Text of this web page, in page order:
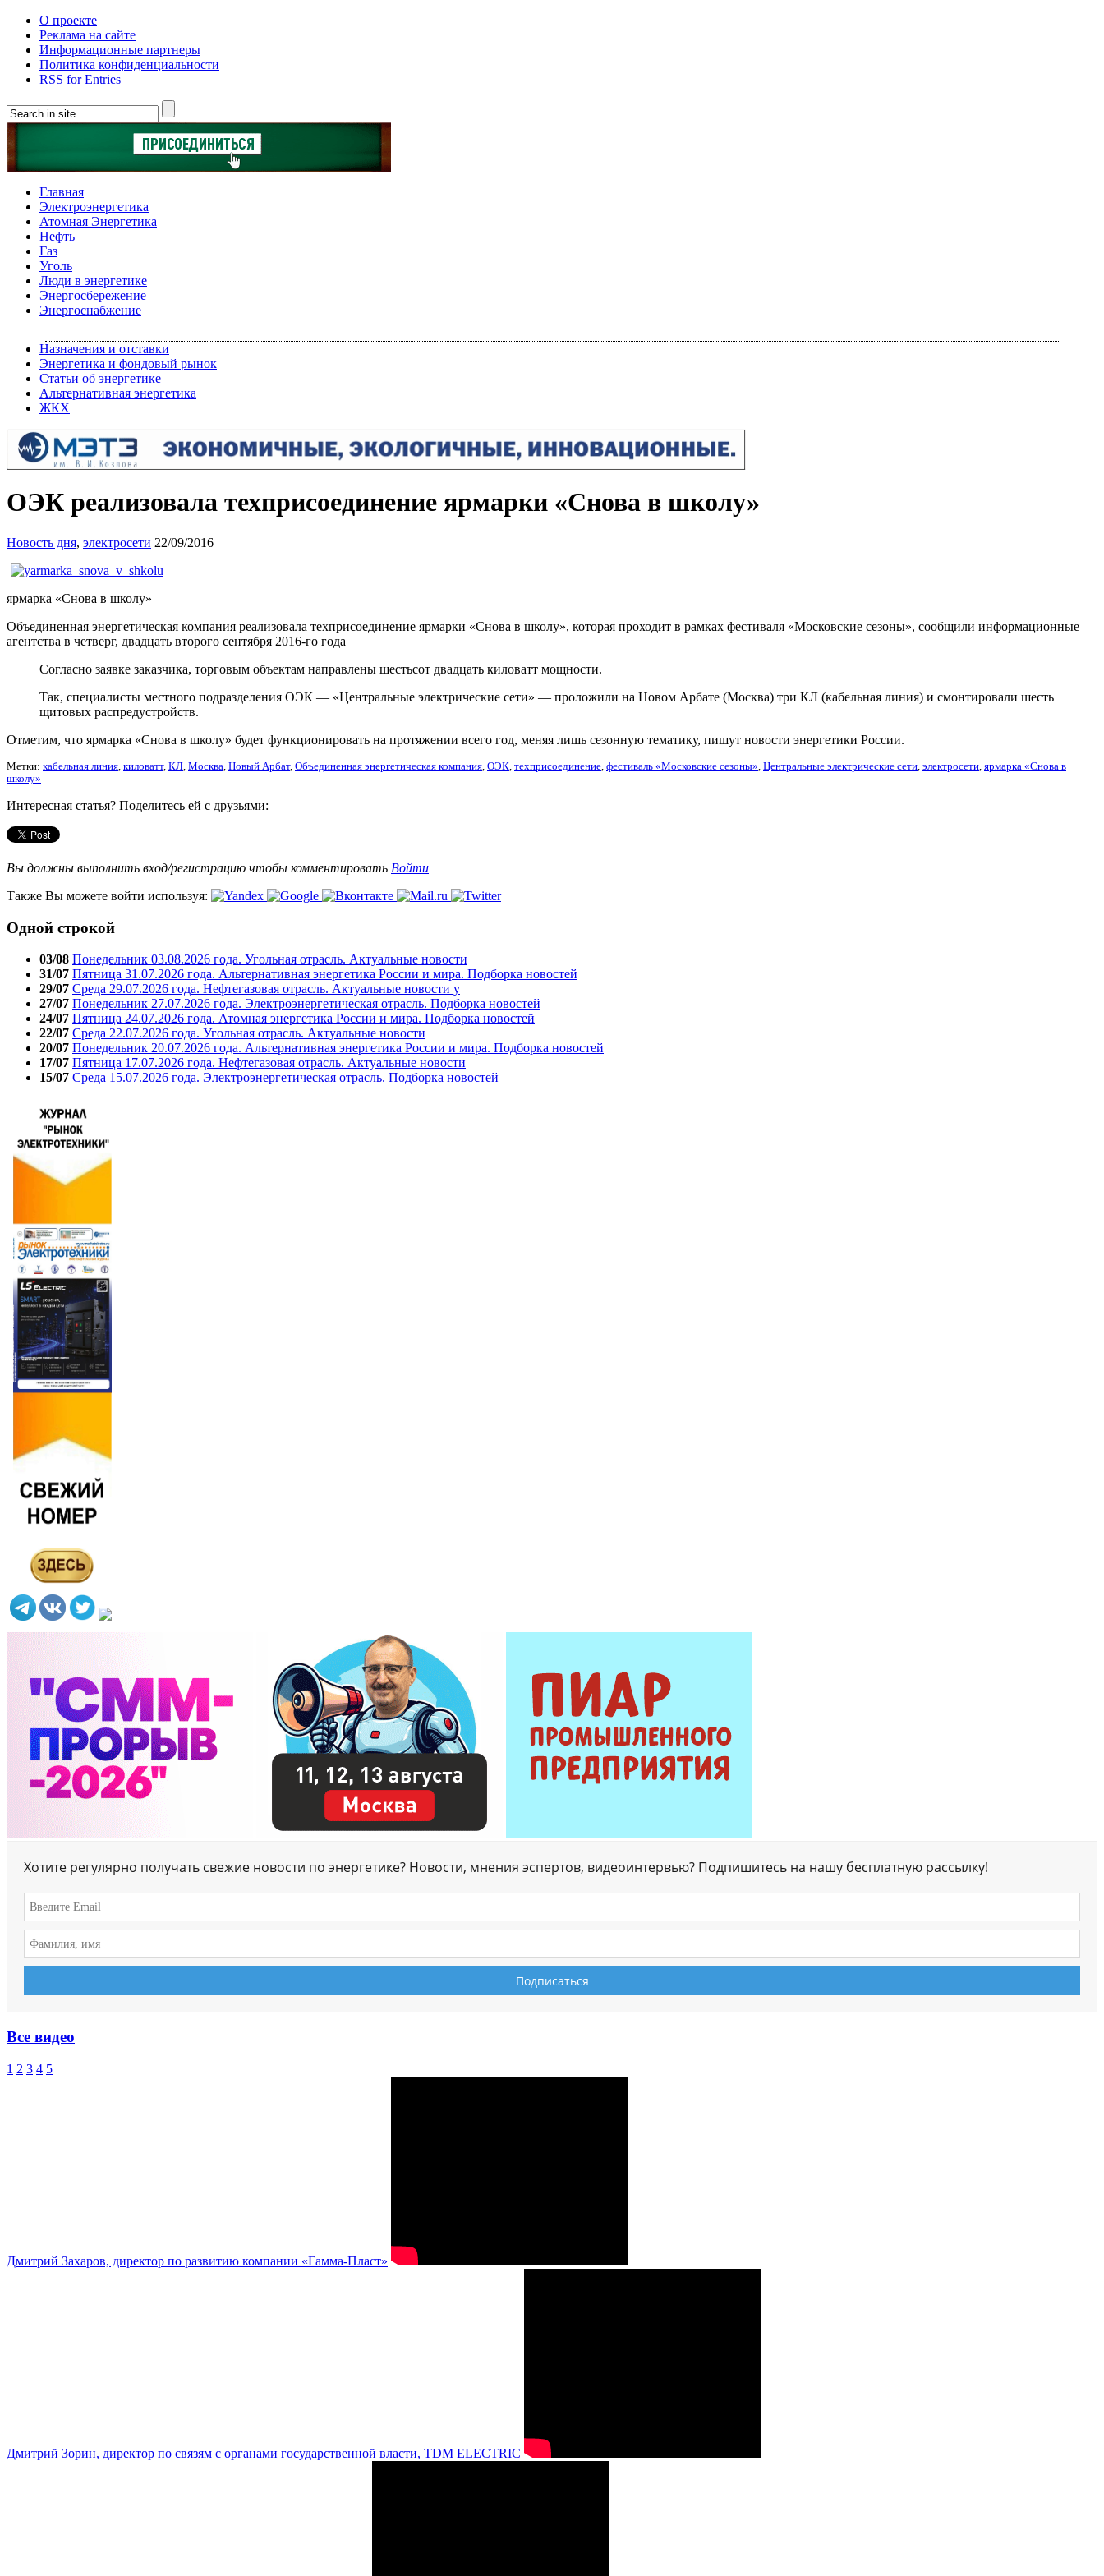
О проекте
Реклама на сайте
Информационные партнеры
Политика конфиденциальности
RSS for Entries
Главная
Электроэнергетика
Атомная Энергетика
Нефть
Газ
Уголь
Люди в энергетике
Энергосбережение
Энергоснабжение
Назначения и отставки
Энергетика и фондовый рынок
Статьи об энергетике
Альтернативная энергетика
ЖКХ
ОЭК реализовала техприсоединение ярмарки «Снова в школу»
Новость дня, электросети 22/09/2016
ярмарка «Снова в школу»
Объединенная энергетическая компания реализовала техприсоединение ярмарки «Снова в школу», которая проходит в рамках фестиваля «Московские сезоны», сообщили информационные
агентства в четверг, двадцать второго сентября 2016-го года
Согласно заявке заказчика, торговым объектам направлены шестьсот двадцать киловатт мощности.
Так, специалисты местного подразделения ОЭК — «Центральные электрические сети» — проложили на Новом Арбате (Москва) три КЛ (кабельная линия) и смонтировали шесть
щитовых распредустройств.
Отметим, что ярмарка «Снова в школу» будет функционировать на протяжении всего год, меняя лишь сезонную тематику, пишут новости энергетики России.
Метки: кабельная линия, киловатт, КЛ, Москва, Новый Арбат, Объединенная энергетическая компания, ОЭК, техприсоединение, фестиваль «Московские сезоны», Центральные электрические сети, электросети, ярмарка «Снова в
школу»
Интересная статья? Поделитесь ей с друзьями:
Вы должны выполнить вход/регистрацию чтобы комментировать Войти
Также Вы можете войти используя:
Одной строкой
03/08 Понедельник 03.08.2026 года. Угольная отрасль. Актуальные новости
31/07 Пятница 31.07.2026 года. Альтернативная энергетика России и мира. Подборка новостей
29/07 Среда 29.07.2026 года. Нефтегазовая отрасль. Актуальные новости у
27/07 Понедельник 27.07.2026 года. Электроэнергетическая отрасль. Подборка новостей
24/07 Пятница 24.07.2026 года. Атомная энергетика России и мира. Подборка новостей
22/07 Среда 22.07.2026 года. Угольная отрасль. Актуальные новости
20/07 Понедельник 20.07.2026 года. Альтернативная энергетика России и мира. Подборка новостей
17/07 Пятница 17.07.2026 года. Нефтегазовая отрасль. Актуальные новости
15/07 Среда 15.07.2026 года. Электроэнергетическая отрасль. Подборка новостей
Хотите регулярно получать свежие новости по энергетике? Новости, мнения эспертов, видеоинтервью? Подпишитесь на нашу бесплатную рассылку!
Все видео
1 2 3 4 5
Дмитрий Захаров, директор по развитию компании «Гамма-Пласт»
Дмитрий Зорин, директор по связям с органами государственной власти, TDM ELECTRIC